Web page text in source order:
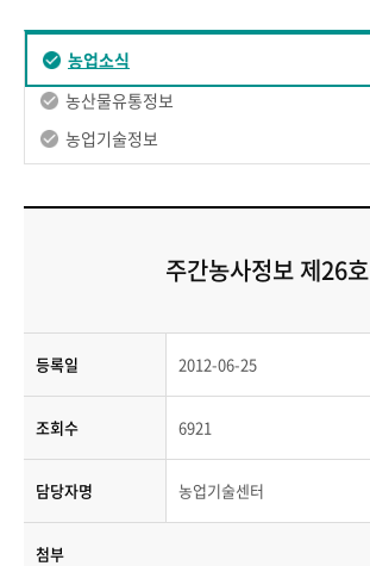
농업소식
농산물유통정보
농업기술정보
주간농사정보 제26호
등록일 2012-06-25
조회수 6921
담당자명 농업기술센터
첨부